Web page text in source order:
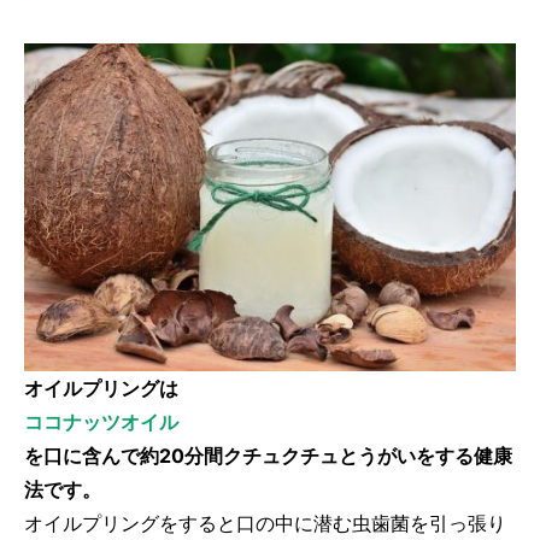
オイルプリングは
ココナッツオイル
を口に含んで約20分間クチュクチュとうがいをする健康
法です。
オイルプリングをすると口の中に潜む虫歯菌を引っ張り